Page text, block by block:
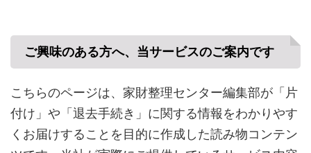
ご興味のある方へ、当サービスのご案内です
こちらのページは、家財整理センター編集部が「片
付け」や「退去手続き」に関する情報をわかりやす
くお届けすることを目的に作成した読み物コンテン